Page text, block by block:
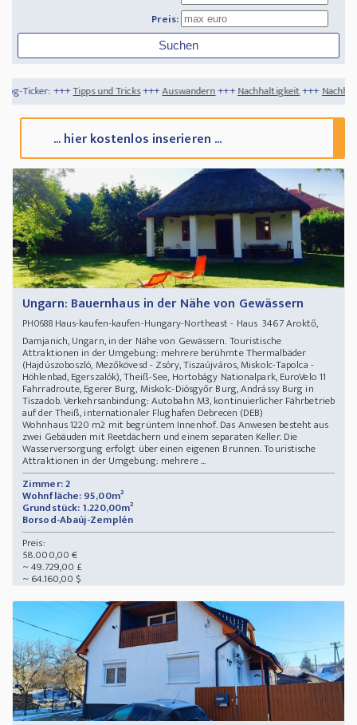
Preis:
und Tricks+++Auswandern+++Nachhaltigkeit+++Nachhaltig Backen - So
... hier kostenlos inserieren ...
Ungarn: Bauernhaus in der Nähe von Gewässern
PH0688Haus-kaufen-kaufen-Hungary-Northeast - Haus 3467 Aroktő,
Damjanich, Ungarn, in der Nähe von Gewässern. Touristische
Attraktionen in der Umgebung: mehrere berühmte Thermalbäder
(Hajdúszoboszló, Mezőkövesd - Zsóry, Tiszaújváros, Miskolc-Tapolca -
Höhlenbad, Egerszalók), Theiß-See, Hortobágy Nationalpark, EuroVelo 11
Fahrradroute, Egerer Burg, Miskolc-Diósgyőr Burg, Andrássy Burg in
Tiszadob. Verkehrsanbindung: Autobahn M3, kontinuierlicher Fährbetrieb
auf der Theiß, internationaler Flughafen Debrecen (DEB)
Wohnhaus 1220 m2 mit begrüntem Innenhof. Das Anwesen besteht aus
zwei Gebäuden mit Reetdächern und einem separaten Keller. Die
Wasserversorgung erfolgt über einen eigenen Brunnen. Touristische
Attraktionen in der Umgebung: mehrere ...
Zimmer: 2
Wohnfläche: 95,00m²
Grundstück: 1.220,00m²
Borsod-Abaúj-Zemplén
Preis:
58.000,00 €
~ 49.729,00 £
~ 64.160,00 $